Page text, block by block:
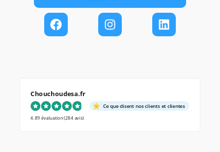
Chouchoudesa.fr
Ce que disent nos clients et clientes
4.89 évaluation(284 avis)